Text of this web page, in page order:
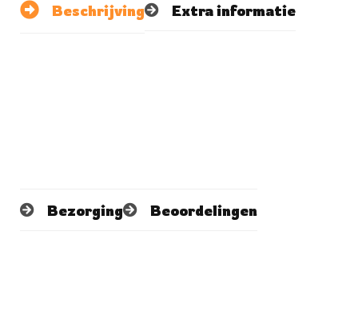
Beschrijving Extra informatie
Bezorging Beoordelingen